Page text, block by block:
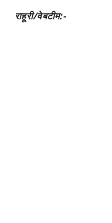
राहूरी/वेबटीम:-